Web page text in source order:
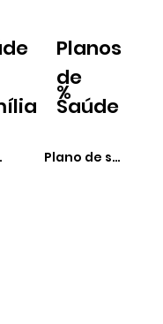
%
Planos
de
Saúde
Plano de saúde